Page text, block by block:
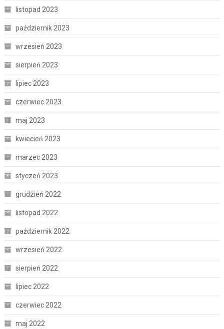
listopad 2023
październik 2023
wrzesień 2023
sierpień 2023
lipiec 2023
czerwiec 2023
maj 2023
kwiecień 2023
marzec 2023
styczeń 2023
grudzień 2022
listopad 2022
październik 2022
wrzesień 2022
sierpień 2022
lipiec 2022
czerwiec 2022
maj 2022